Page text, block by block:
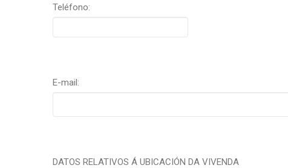
Teléfono:
E-mail:
DATOS RELATIVOS Á UBICACIÓN DA VIVENDA